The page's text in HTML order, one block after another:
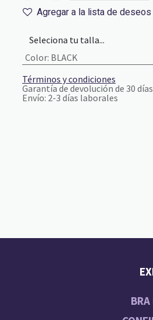
Agregar a la lista de deseos
Color: BLACK
Términos y condiciones
Garantía de devolución de 30 días
Envío: 2-3 días laborales